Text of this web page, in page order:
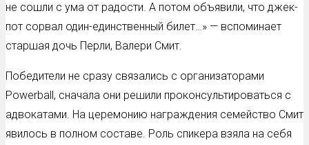
не сошли с ума от радости. А потом объявили, что джек-
пот сорвал один-единственный билет…» — вспоминает
старшая дочь Перли, Валери Смит.
Победители не сразу связались с организаторами
Powerball, сначала они решили проконсультироваться с
адвокатами. На церемонию награждения семейство Смит
явилось в полном составе. Роль спикера взяла на себя